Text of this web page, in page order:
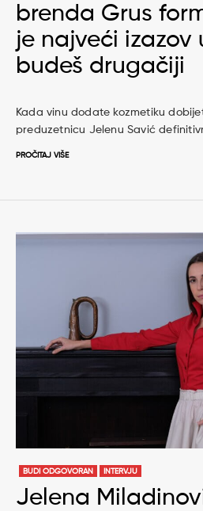
brenda Grus
je najveći izazov
budeš drugačiji
Kada vinu dodate kozmetiku
preduzetnicu Jelenu Savić
PROČITAJ VIŠE
BUDI ODGOVORAN INTERVJU
Jelena